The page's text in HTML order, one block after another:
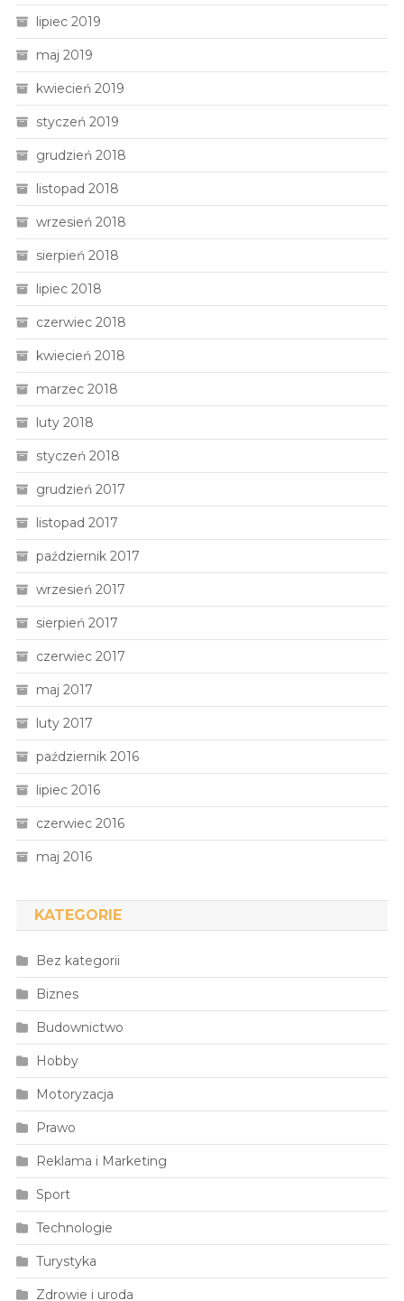
lipiec 2019
maj 2019
kwiecień 2019
styczeń 2019
grudzień 2018
listopad 2018
wrzesień 2018
sierpień 2018
lipiec 2018
czerwiec 2018
kwiecień 2018
marzec 2018
luty 2018
styczeń 2018
grudzień 2017
listopad 2017
październik 2017
wrzesień 2017
sierpień 2017
czerwiec 2017
maj 2017
luty 2017
październik 2016
lipiec 2016
czerwiec 2016
maj 2016
KATEGORIE
Bez kategorii
Biznes
Budownictwo
Hobby
Motoryzacja
Prawo
Reklama i Marketing
Sport
Technologie
Turystyka
Zdrowie i uroda